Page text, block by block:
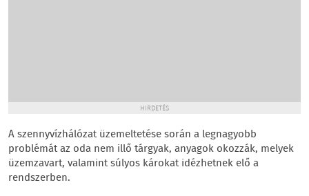
HIRDETÉS
A szennyvízhálózat üzemeltetése során a legnagyobb
problémát az oda nem illő tárgyak, anyagok okozzák, melyek
üzemzavart, valamint súlyos károkat idézhetnek elő a
rendszerben.